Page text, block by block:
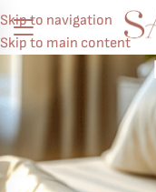
Skip to navigation
Skip to main content